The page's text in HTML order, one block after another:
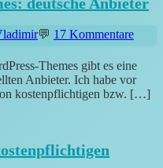
17 Kommentare
Themes gibt es eine
Anbieter. Ich habe vor
kostenpflichtigen bzw. […]